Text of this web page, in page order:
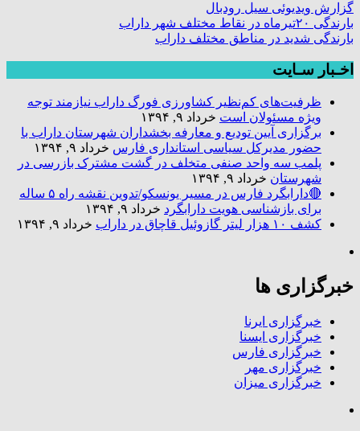
گزارش ویدیوئی سیل رودبال
بارندگی ۲۰تیرماه در نقاط مختلف شهر داراب
بارندگی شدید در مناطق مختلف داراب
اخـبار سـایت
ظرفیت‌های کم‌نظیر کشاورزی فورگ داراب نیازمند توجه
ویژه مسئولان است خرداد ۹, ۱۳۹۴
برگزاری آیین تودیع و معارفه بخشداران شهرستان داراب با
حضور مدیرکل سیاسی استانداری فارس خرداد ۹, ۱۳۹۴
پلمب سه واحد صنفی متخلف در گشت مشترک بازرسی در
شهرستان خرداد ۹, ۱۳۹۴
🔴دارابگرد فارس در مسیر یونسکو/تدوین نقشه راه ۵ ساله
برای بازشناسی هویت دارابگرد خرداد ۹, ۱۳۹۴
کشف ۱۰ هزار لیتر گازوئیل قاچاق در داراب
خرداد ۹, ۱۳۹۴
خبرگزاری ها
خبرگزاری ایرنا
خبرگزاری ایسنا
خبرگزاری فارس
خبرگزاری مهر
خبرگزاری میزان